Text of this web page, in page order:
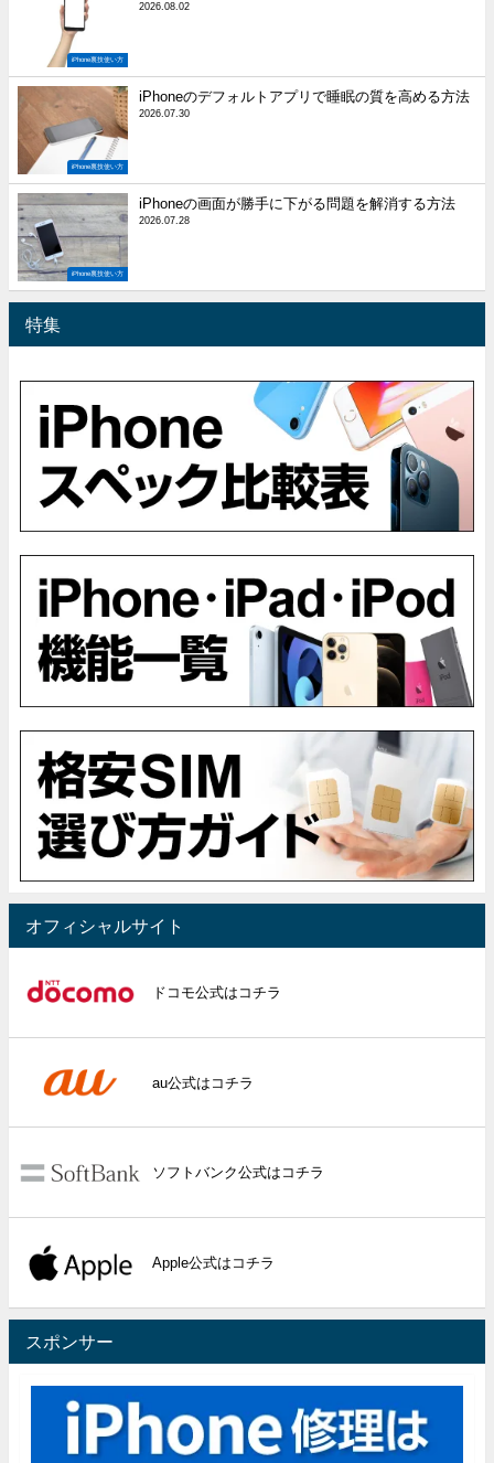
iPhone裏技使い方
2026.08.02
iPhone裏技使い方
iPhoneのデフォルトアプリで睡眠の質を高める方法
2026.07.30
iPhone裏技使い方
iPhoneの画面が勝手に下がる問題を解消する方法
2026.07.28
特集
オフィシャルサイト
ドコモ公式はコチラ
au公式はコチラ
ソフトバンク公式はコチラ
Apple公式はコチラ
スポンサー